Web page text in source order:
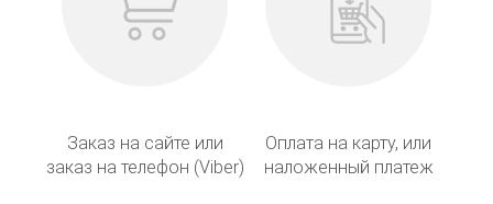
Заказ на сайте или
заказ на телефон (Viber)
Оплата на карту, или
наложенный платеж